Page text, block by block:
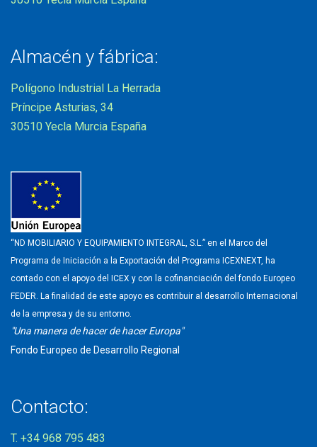
Almacén y fábrica:
Polígono Industrial La Herrada
Príncipe Asturias, 34
30510 Yecla Murcia España
“ND MOBILIARIO Y EQUIPAMIENTO INTEGRAL, S.L.” en el Marco del
Programa de Iniciación a la Exportación del Programa ICEXNEXT, ha
contado con el apoyo del ICEX y con la cofinanciación del fondo Europeo
FEDER. La finalidad de este apoyo es contribuir al desarrollo Internacional
de la empresa y de su entorno.
"Una manera de hacer de hacer Europa"
Fondo Europeo de Desarrollo Regional
Contacto:
T. +34 968 795 483